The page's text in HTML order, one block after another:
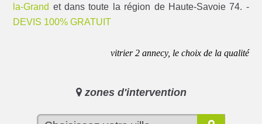
la-Grand et dans toute la région de Haute-Savoie 74. -
DEVIS 100% GRATUIT
vitrier 2 annecy, le choix de la qualité
zones d'intervention